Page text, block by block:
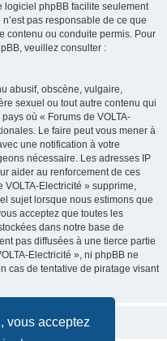
vous acceptez
logiciel phpBB facilite seulement
pas responsable de ce que
contenu ou conduite permis. Pour
veuillez consulter :
abusif, obscène, vulgaire,
sexuel ou tout autre contenu qui
où « Forums de VOLTA-
Le faire peut vous mener à
une notification à votre
nécessaire. Les adresses IP
aider au renforcement de ces
VOLTA-Electricité » supprime,
sujet lorsque nous estimons que
acceptez que toutes les
dans notre base de
pas diffusées à une tierce partie
Electricité », ni phpBB ne
cas de tentative de piratage visant